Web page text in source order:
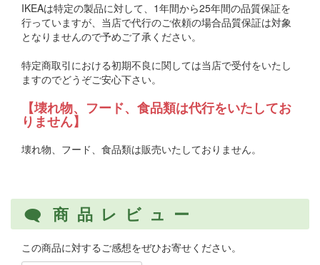
IKEAは特定の製品に対して、1年間から25年間の品質保証を
行っていますが、当店で代行のご依頼の場合品質保証は対象
となりませんので予めご了承ください。
特定商取引における初期不良に関しては当店で受付をいたし
ますのでどうぞご安心下さい。
【壊れ物、フード、食品類は代行をいたしてお
りません】
壊れ物、フード、食品類は販売いたしておりません。
商品レビュー
この商品に対するご感想をぜひお寄せください。